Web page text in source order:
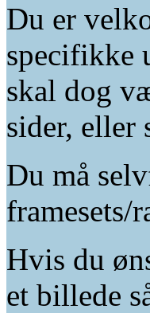
Du er
specifikke
skal dog
sider, eller
Du må
framesets/
Hvis du
et billede